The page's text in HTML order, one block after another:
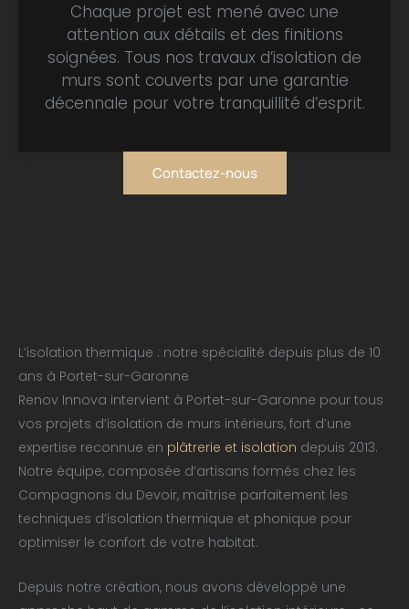
Chaque projet est mené avec une
attention aux détails et des finitions
soignées. Tous nos travaux d’isolation de
murs sont couverts par une garantie
décennale pour votre tranquillité d’esprit.
Contactez-nous
L’isolation thermique : notre spécialité depuis plus de 10
ans à Portet-sur-Garonne
Renov Innova intervient à Portet-sur-Garonne pour tous
vos projets d’isolation de murs intérieurs, fort d’une
expertise reconnue en plâtrerie et isolation depuis 2013.
Notre équipe, composée d’artisans formés chez les
Compagnons du Devoir, maîtrise parfaitement les
techniques d’isolation thermique et phonique pour
optimiser le confort de votre habitat.
Depuis notre création, nous avons développé une